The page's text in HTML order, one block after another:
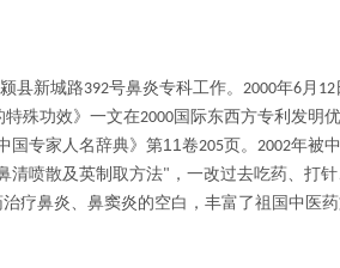
县新城路392号鼻炎专科工作。 2000年6月 12
特殊功效》一文在2000 国际东西方专利发明
国专家人名辞典》第11 卷205页。 2002年被
清喷散及英制取方法" ，一改过去吃药、打
疗鼻炎、鼻窦炎的空白，丰富了祖国中医